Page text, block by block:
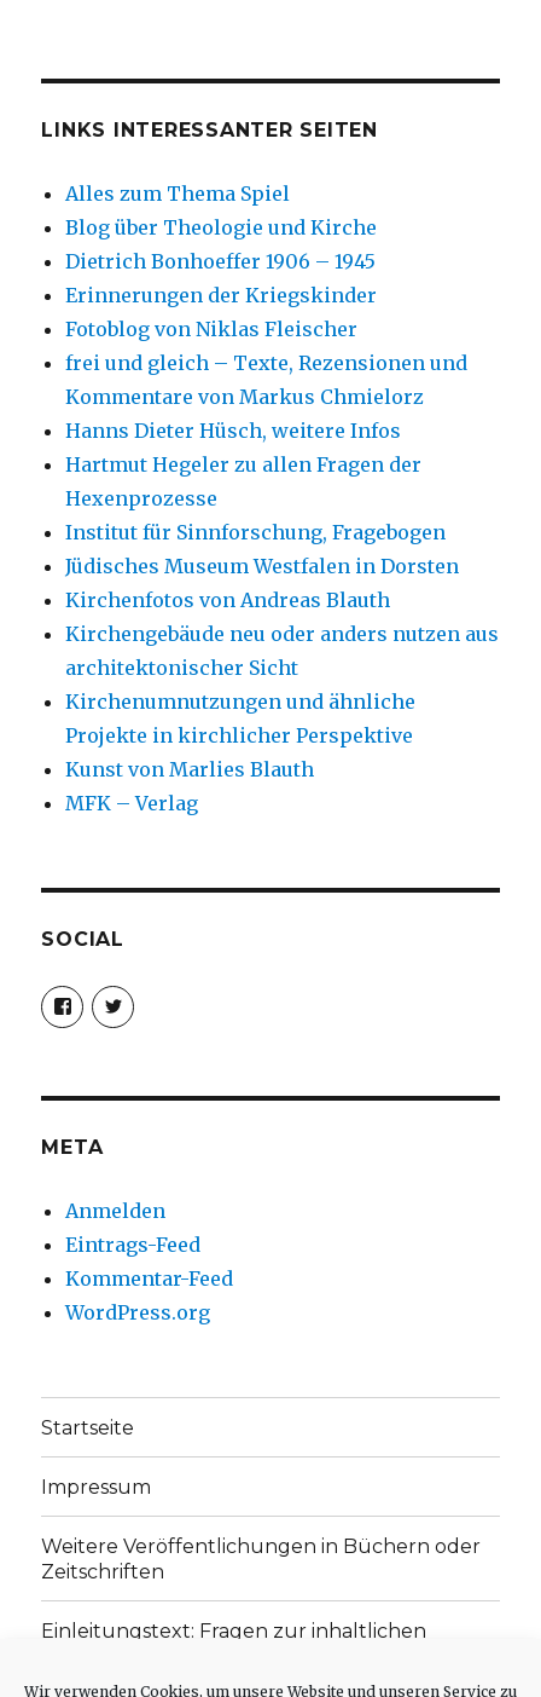
Wir verwenden Cookies, um unsere Website und unseren Service zu
LINKS INTERESSANTER SEITEN
Alles zum Thema Spiel
Blog über Theologie und Kirche
Dietrich Bonhoeffer 1906 – 1945
Erinnerungen der Kriegskinder
Fotoblog von Niklas Fleischer
frei und gleich – Texte, Rezensionen und
Kommentare von Markus Chmielorz
Hanns Dieter Hüsch, weitere Infos
Hartmut Hegeler zu allen Fragen der
Hexenprozesse
Institut für Sinnforschung, Fragebogen
Jüdisches Museum Westfalen in Dorsten
Kirchenfotos von Andreas Blauth
Kirchengebäude neu oder anders nutzen aus
architektonischer Sicht
Kirchenumnutzungen und ähnliche
Projekte in kirchlicher Perspektive
Kunst von Marlies Blauth
MFK – Verlag
SOCIAL
Profil
von
christoph.fleischer1
anzeigen
Profil
von
anzeigen
META
Anmelden
Eintrags-Feed
Kommentar-Feed
WordPress.org
Startseite
Impressum
Weitere Veröffentlichungen in Büchern oder
Zeitschriften
Einleitungstext: Fragen zur inhaltlichen
„schwachen Glaubens“